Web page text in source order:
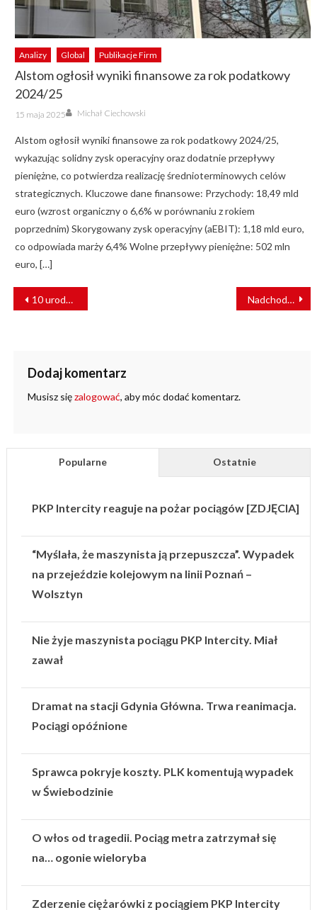
Analizy Global Publikacje Firm
Alstom ogłosił wyniki finansowe za rok podatkowy
2024/25
Posted
on
15 maja 2025 Author
Michał Ciechowski
Alstom ogłosił wyniki finansowe za rok podatkowy 2024/25,
wykazując solidny zysk operacyjny oraz dodatnie przepływy
pieniężne, co potwierdza realizację średnioterminowych celów
strategicznych. Kluczowe dane finansowe: Przychody: 18,49 mld
euro (wzrost organiczny o 6,6% w porównaniu z rokiem
poprzednim) Skorygowany zysk operacyjny (aEBIT): 1,18 mld euro,
co odpowiada marży 6,4% Wolne przepływy pieniężne: 502 mln
euro, […]
NAWIGACJA
WPISU
10 urodziny SESTO Nadchodzi czas „Inteligentnej Mobilności”
Dodaj komentarz
Musisz sięzalogować, aby móc dodać komentarz.
Popularne Ostatnie
PKP Intercity reaguje na pożar pociągów [ZDJĘCIA]
“Myślała, że maszynista ją przepuszcza”. Wypadek
na przejeździe kolejowym na linii Poznań –
Wolsztyn
Nie żyje maszynista pociągu PKP Intercity. Miał
zawał
Dramat na stacji Gdynia Główna. Trwa reanimacja.
Pociągi opóźnione
Sprawca pokryje koszty. PLK komentują wypadek
w Świebodzinie
O włos od tragedii. Pociąg metra zatrzymał się
na… ogonie wieloryba
Zderzenie ciężarówki z pociągiem PKP Intercity